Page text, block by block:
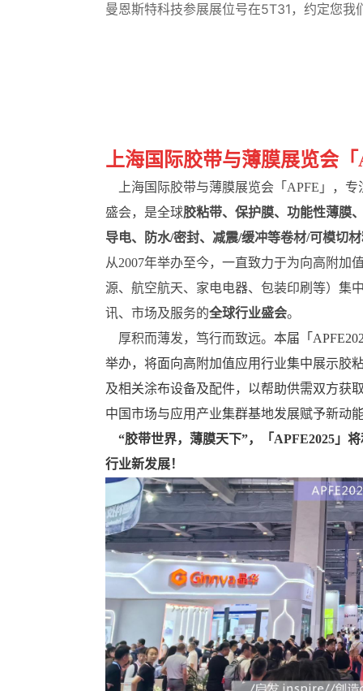
曼恩斯特科技参展展位号在5T31，约定您我
上海国际胶带与薄膜展览会「
上海国际胶带与薄膜展览会「 APFE」，
盛会，是全球胶粘带、保护膜、功能性薄膜
导电、防水/密封、减震/缓冲等卷材/可模切
从2007年举办至今，一直致力于为向高附加
源、航空航天、家电电器、包装印刷等）集
讯、市场及服务的全球行业盛会。
厚积而薄发，笃行而致远。 本届「
举办，将面向高附加值应用行业集中展示胶
及相关涂布设备及配件，以帮助供需双方获
中国市场与应用产业集群基地发展赋予新动
“胶带世界，薄膜天下”，「APFE2025」
行业新发展！